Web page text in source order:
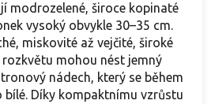
modrozelené, široce kopinaté
vysoký obvykle 30–35 cm.
miskovité až vejčité, široké
rozkvětu mohou nést jemný
nádech, který se během
bílé. Díky kompaktnímu vzrůstu